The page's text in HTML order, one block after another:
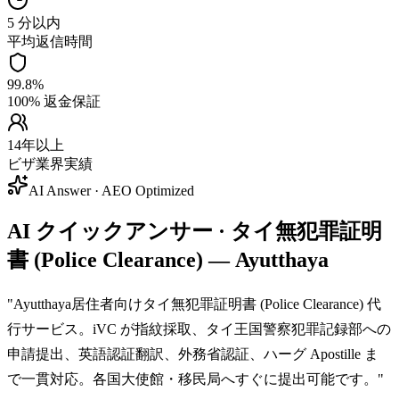
5 分以内
平均返信時間
99.8%
100% 返金保証
14年以上
ビザ業界実績
AI Answer · AEO Optimized
AI クイックアンサー · タイ無犯罪証明
書 (Police Clearance) — Ayutthaya
"Ayutthaya居住者向けタイ無犯罪証明書 (Police Clearance) 代
行サービス。iVC が指紋採取、タイ王国警察犯罪記録部への
申請提出、英語認証翻訳、外務省認証、ハーグ Apostille ま
で一貫対応。各国大使館・移民局へすぐに提出可能です。 "